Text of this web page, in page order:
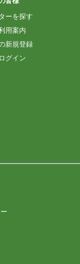
ーを探す
用案内
新規登録
グイン